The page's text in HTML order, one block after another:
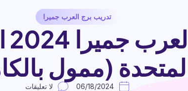
تدريب برج العرب جميرا
(ممول
06/18/2024 لا تعليقات